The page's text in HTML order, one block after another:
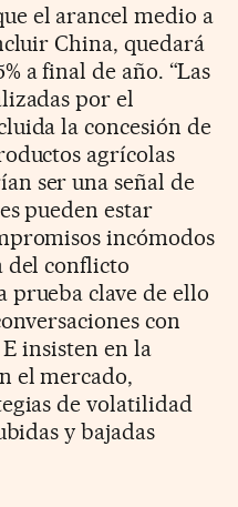
el arancel medio a
China, quedará
a final de año. “Las
por el
la concesión de
agrícolas
ser una señal de
pueden estar
incómodos
del conflicto
prueba clave de ello
con
insisten en la
el mercado,
de volatilidad
y bajadas